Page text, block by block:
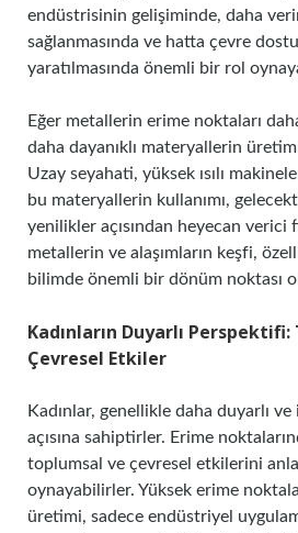
endüstrisinin gelişiminde, daha
sağlanmasında ve hatta çevre
yaratılmasında önemli bir rol
Eğer metallerin erime noktaları
daha dayanıklı materyallerin
Uzay seyahati, yüksek ısılı
bu materyallerin kullanımı,
yenilikler açısından heyecan verici
metallerin ve alaşımların keşfi,
bilimde önemli bir dönüm noktası
Kadınların Duyarlı
Çevresel Etkiler
Kadınlar, genellikle daha duyarlı ve
açısına sahiptirler. Erime
toplumsal ve çevresel etkilerini
oynayabilirler. Yüksek erime
üretimi, sadece endüstriyel